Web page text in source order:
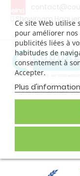
Showroom
Ce site Web utilise
pour améliorer
publicités liées à
habitudes de
consentement à
Accepter.
Plus